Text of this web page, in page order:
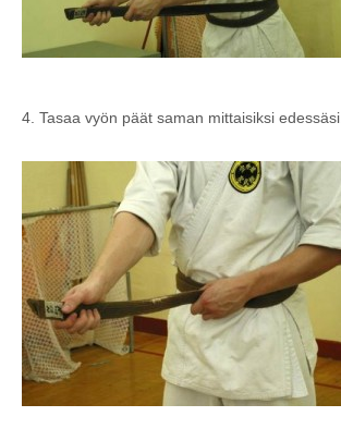
4. Tasaa vyön päät saman mittaisiksi edessäsi.